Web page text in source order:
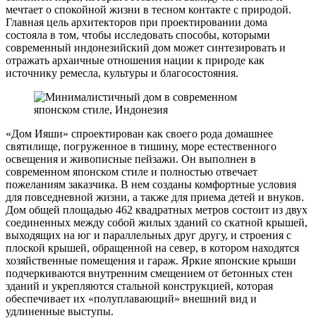
мечтает о спокойной жизни в тесном контакте с природой.
Главная цель архитекторов при проектировании дома
состояла в том, чтобы исследовать способы, которыми
современный индонезийский дом может синтезировать и
отражать архаичные отношения нации к природе как
источнику ремесла, культуры и благосостояния.
«Дом Ияши» спроектирован как своего рода домашнее
святилище, погруженное в тишину, море естественного
освещения и живописные пейзажи. Он выполнен в
современном японском стиле и полностью отвечает
пожеланиям заказчика. В нем созданы комфортные условия
для повседневной жизни, а также для приема детей и внуков.
Дом общей площадью 462 квадратных метров состоит из двух
соединенных между собой жилых зданий со скатной крышей,
выходящих на юг и параллельных друг другу, и строения с
плоской крышей, обращенной на север, в котором находятся
хозяйственные помещения и гараж. Яркие японские крыши
подчеркиваются внутренним смещением от бетонных стен
зданий и укрепляются стальной конструкцией, которая
обеспечивает их «полуплавающий» внешний вид и
удлиненные выступы.